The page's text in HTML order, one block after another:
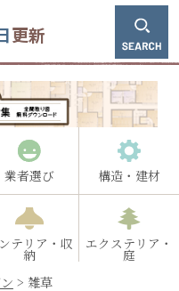
更新
業者選び 構造・建材
テリア・収
納
エクステリア・
庭
> 雑草